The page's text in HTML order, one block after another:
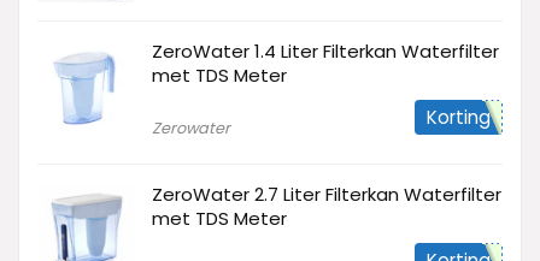
ZeroWater 1.4 Liter Filterkan Waterfilter
met TDS Meter
Zerowater Korting
ZeroWater 2.7 Liter Filterkan Waterfilter
met TDS Meter